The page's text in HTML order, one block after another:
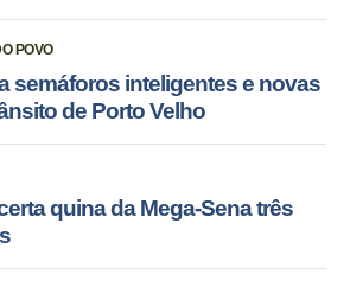
POVO
semáforos inteligentes e novas
de Porto Velho
quina da Mega-Sena três